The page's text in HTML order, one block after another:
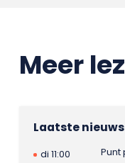
Meer
Laatste nieuws
di 11:00
Punt